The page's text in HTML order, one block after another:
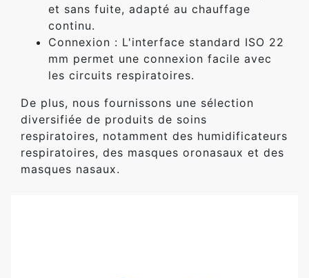
et sans fuite, adapté au chauffage
continu.
Connexion : L'interface standard ISO 22
mm permet une connexion facile avec
les circuits respiratoires.
De plus, nous fournissons une sélection
diversifiée de produits de soins
respiratoires, notamment des humidificateurs
respiratoires, des masques oronasaux et des
masques nasaux.